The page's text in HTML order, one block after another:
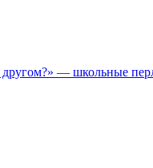
другом?» — школьные